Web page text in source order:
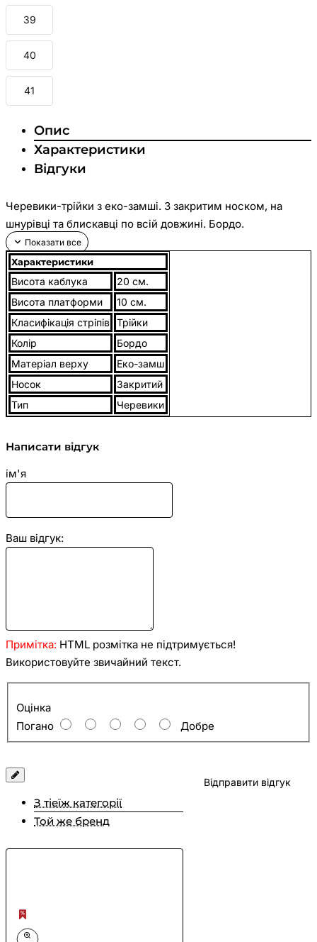
39
40
41
Опис
Характеристики
Відгуки
Черевики-трійки з еко-замші. З закритим носком, на
шнурівці та блискавці по всій довжині. Бордо.
Характеристики
Висота каблука
20 см.
Висота платформи
10 см.
Класифікація стріпів Трійки
Колір
Бордо
Матеріал верху
Еко-замш
Носок
Закритий
Тип
Черевики
Написати відгук
ім'я
Ваш відгук:
Примітка: HTML розмітка не підтримується!
Використовуйте звичайний текст.
Оцінка
Погано
Добре
Відправити відгук
З тіеїж категорії
Той же бренд